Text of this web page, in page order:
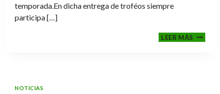
temporada.En dicha entrega de troféos siempre
participa […]
LEER MÁSCENA-
NOTICIAS